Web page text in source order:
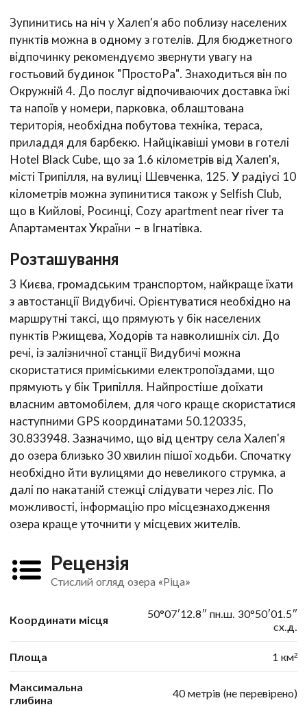
Зупинитись на ніч у Халеп'я або поблизу населених
пунктів можна в одному з готелів. Для бюджетного
відпочинку рекомендуємо звернути увагу на
гостьовий будинок "ПростоРа". Знаходиться він по
Окружній 4. До послуг відпочиваючих доставка їжі
та напоїв у номери, парковка, облаштована
територія, необхідна побутова техніка, тераса,
приладдя для барбекю. Найцікавіші умови в готелі
Hotel Black Cube, що за 1.6 кілометрів від Халеп'я,
місті Трипілля, на вулиці Шевченка, 125. У радіусі 10
кілометрів можна зупинитися також у Selfish Club,
що в Кийлові, Росинці, Сozy apartment near river та
Апартаментах України – в Ігнатівка.
Розташування
З Києва, громадським транспортом, найкраще їхати
з автостанції Видубичі. Орієнтуватися необхідно на
маршрутні таксі, що прямують у бік населених
пунктів Ржищева, Ходорів та навколишніх сіл. До
речі, із залізничної станції Видубичі можна
скористатися приміськими електропоїздами, що
прямують у бік Трипілля. Найпростіше доїхати
власним автомобілем, для чого краще скористатися
наступними GPS координатами 50.120335,
30.833948. Зазначимо, що від центру села Халеп'я
до озера близько 30 хвилин пішої ходьби. Спочатку
необхідно йти вулицями до невеликого струмка, а
далі по накатаній стежці слідувати через ліс. По
можливості, інформацію про місцезнаходження
озера краще уточнити у місцевих жителів.
Рецензія
Стислий огляд озера «Ріца»
Координати місця
50°07′12.8″ пн.ш. 30°50′01.5″
сх.д.
Площа 1 км²
Максимальна
глибина
40 метрів (не перевірено)